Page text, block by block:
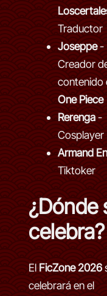
Traductor
Joseppe-
Creador
contenido
One Piece
Rerenga-
Cosplayer
Armand
Tiktoker
¿Dónde
celebra?
El FicZone 2026
celebrará en el